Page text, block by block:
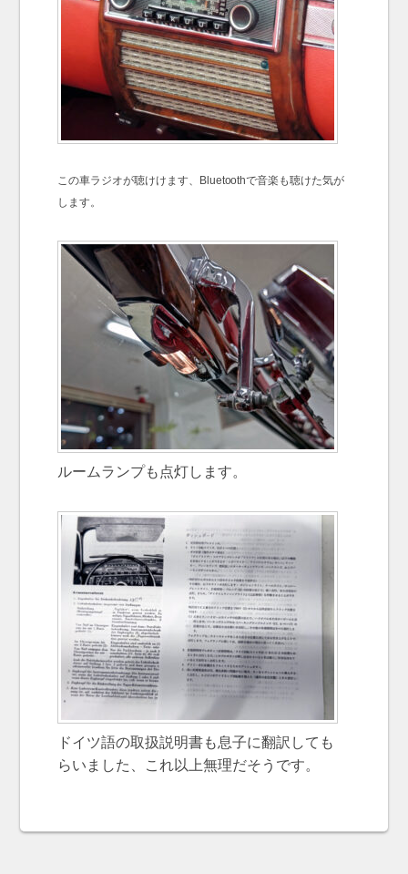
この車ラジオが聴けけます、Bluetoothで音楽も聴けた気が
します。
ルームランプも点灯します。
ドイツ語の取扱説明書も息子に翻訳しても
らいました、これ以上無理だそうです。